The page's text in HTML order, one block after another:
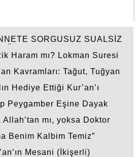
SORGUSUZ SUALSİZ
Haram mı? Lokman Suresi
Kavramları: Tağut, Tuğyan
Hediye Ettiği Kur’an’ı
)
Peygamber Eşine Dayak
Allah’tan mı, yoksa Doktor
Benim Kalbim Temiz”
Mesani (İkişerli)